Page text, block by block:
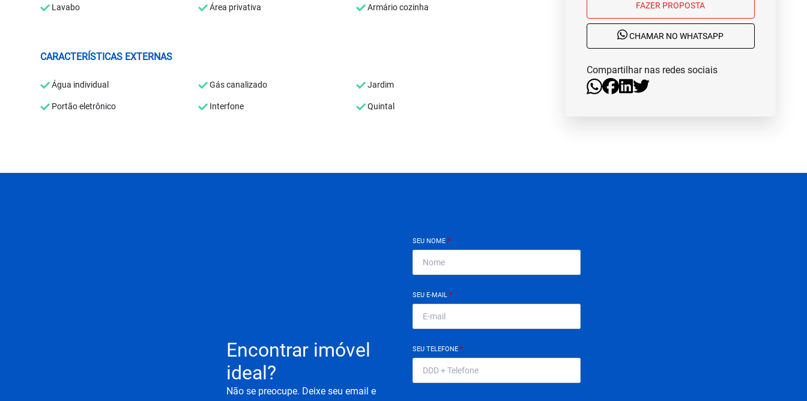
Lavabo Área privativa Armário cozinha
CARACTERÍSTICAS EXTERNAS
Água individual Gás canalizado Jardim
Portão eletrônico Interfone Quintal
FAZER PROPOSTA
CHAMAR NO WHATSAPP
Compartilhar nas redes sociais
Encontrar imóvel
ideal?
Não se preocupe. Deixe seu email e
SEU NOME *
SEU E-MAIL *
SEU TELEFONE *